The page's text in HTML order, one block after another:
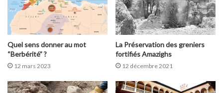
Quel sens donner au mot
“Berbérité” ?
12 mars 2023
La Préservation des greniers
fortifiés Amazighs
12 décembre 2021